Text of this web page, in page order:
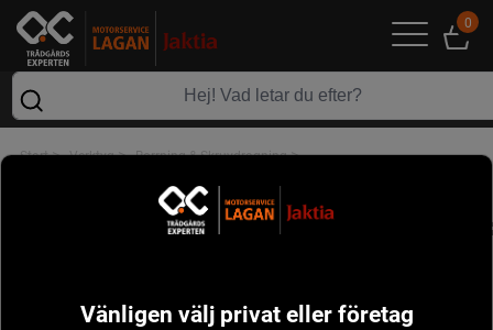
0
Start> Verktyg> Borrning & Skruvdragning>
Vänligen välj privat eller företag